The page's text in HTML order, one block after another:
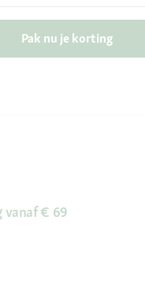
Pak nu je korting
vanaf € 69